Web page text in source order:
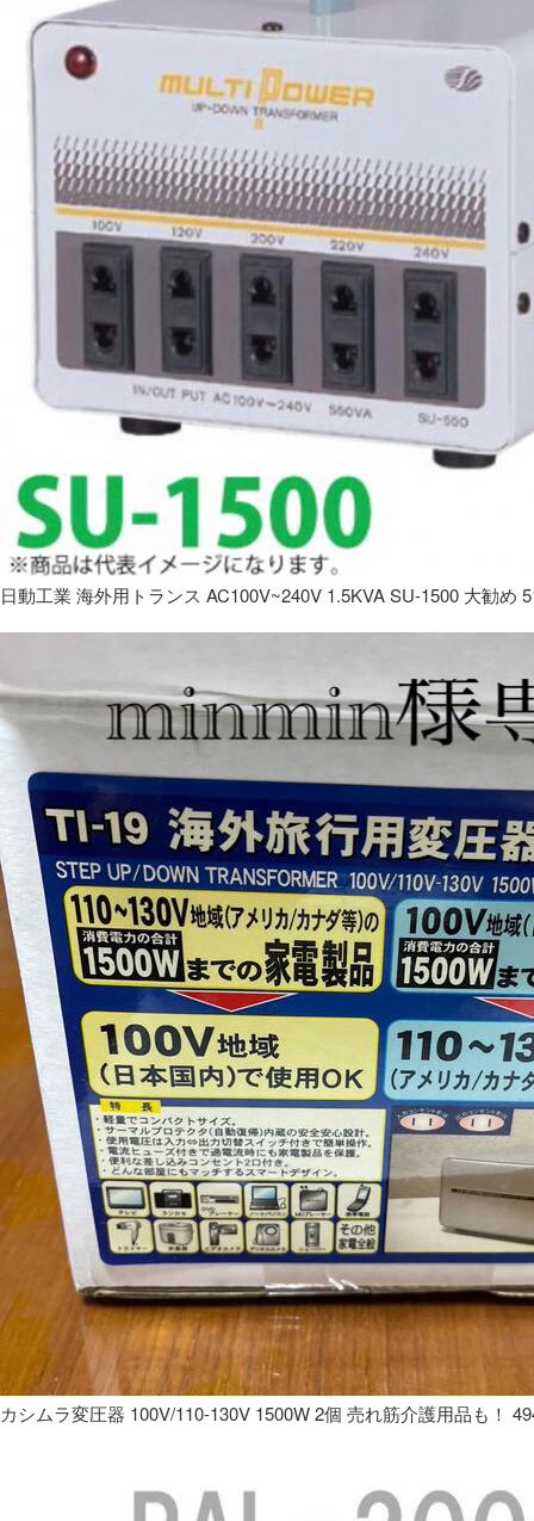
日動工業 海外用トランス AC100V~240V 1.5KVA SU-1500 大勧め
カシムラ変圧器 100V/110-130V 1500W 2個 売れ筋介護用品も！